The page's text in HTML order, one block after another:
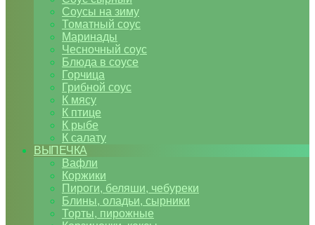
Соусы на зиму
Томатный соус
Маринады
Чесночный соус
Блюда в соусе
Горчица
Грибной соус
К мясу
К птице
К рыбе
К салату
ВЫПЕЧКА
Вафли
Коржики
Пироги, беляши, чебуреки
Блины, оладьи, сырники
Торты, пирожные